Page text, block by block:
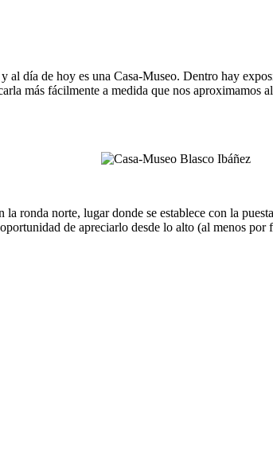
al día de hoy es una Casa-Museo. Dentro hay
más fácilmente a medida que nos aproximamos
ronda norte, lugar donde se establece con la
de apreciarlo desde lo alto (al menos por